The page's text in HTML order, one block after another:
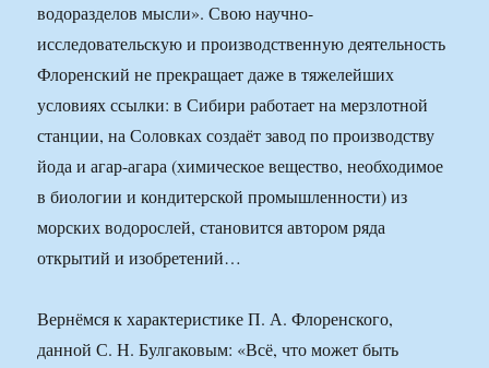
водоразделов мысли». Свою научно-
исследовательскую и производственную деятельность
Флоренский не прекращает даже в тяжелейших
условиях ссылки: в Сибири работает на мерзлотной
станции, на Соловках создаёт завод по производству
йода и агар-агара (химическое вещество, необходимое
в биологии и кондитерской промышленности) из
морских водорослей, становится автором ряда
открытий и изобретений…
Вернёмся к характеристике П. А. Флоренского,
данной С. Н. Булгаковым: «Всё, что может быть